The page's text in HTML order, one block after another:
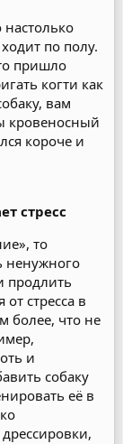
по полу.
пришло
когти как
вам
кровеносный
короче и
стресс
то
ненужного
продлить
стресса в
более, что не
и
собаку
её в